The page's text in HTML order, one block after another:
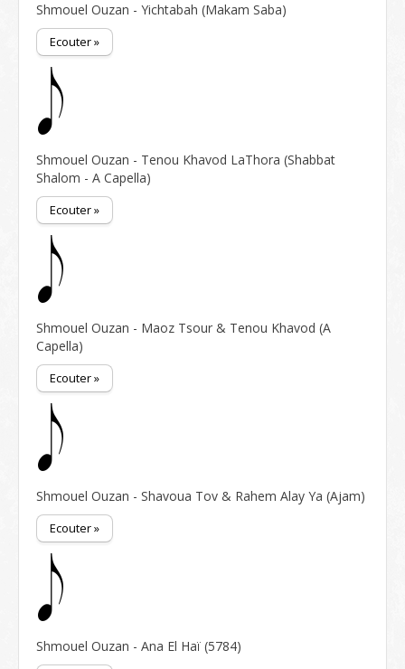
Shmouel Ouzan - Yichtabah (Makam Saba)
Ecouter »
Shmouel Ouzan - Tenou Khavod LaThora (Shabbat
Shalom - A Capella)
Ecouter »
Shmouel Ouzan - Maoz Tsour & Tenou Khavod (A
Capella)
Ecouter »
Shmouel Ouzan - Shavoua Tov & Rahem Alay Ya (Ajam)
Ecouter »
Shmouel Ouzan - Ana El Haï (5784)